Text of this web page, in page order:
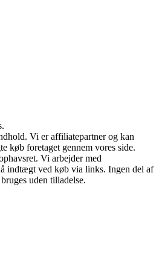
Vi er affiliatepartner og kan
køb foretaget gennem vores side.
Vi arbejder med
indtægt ved køb via links. Ingen del af
uden tilladelse.